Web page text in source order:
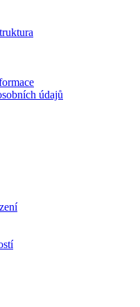
údajů